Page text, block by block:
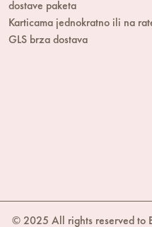
dostave paketa
Karticama jednokratno ili na
GLS brza dostava
© 2025 All rights reserved to